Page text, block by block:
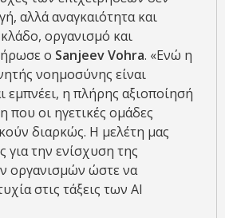
αλλά αναγκαιότητα και
οργανισμό και
ο SanjeevVohra. «Ενώ η
νοημοσύνης είναι
εμπνέει, η πλήρης αξιοποίησή
που οι ηγετικές ομάδες
διαρκώς. Η μελέτη μας
για την ενίσχυση της
οργανισμών ώστε να
στις τάξεις των AI